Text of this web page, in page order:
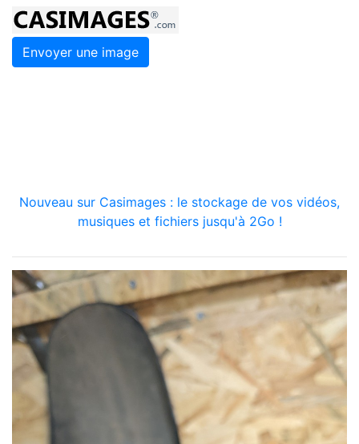
Envoyer une image
Nouveau sur Casimages : le stockage de vos vidéos,
musiques et fichiers jusqu'à 2Go !